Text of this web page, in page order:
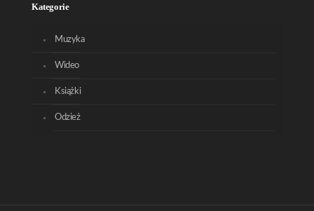
Kategorie
Muzyka
Wideo
Książki
Odzież